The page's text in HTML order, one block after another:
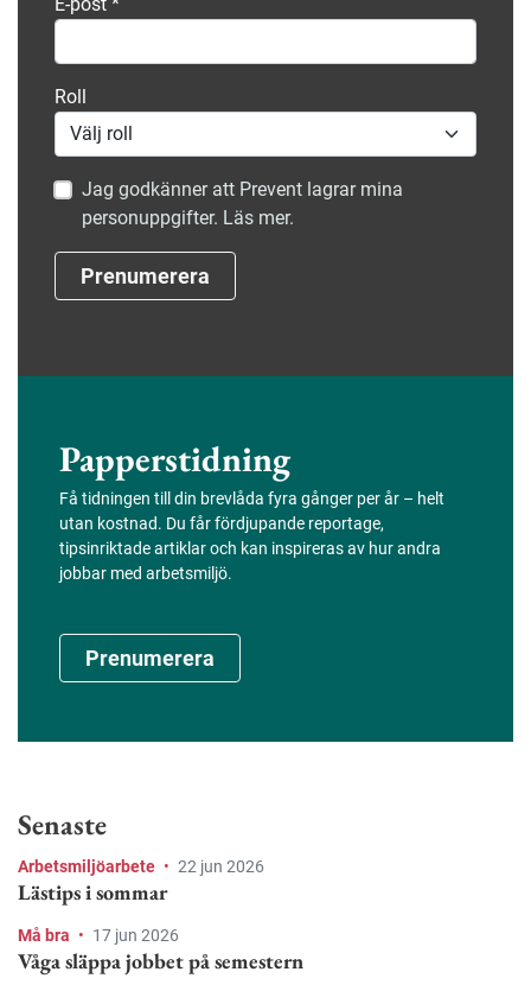
Roll
Jag godkänner att Prevent lagrar mina
personuppgifter. Läs mer.
Prenumerera
Papperstidning
Få tidningen till din brevlåda fyra gånger per år – helt
utan kostnad. Du får fördjupande reportage,
tipsinriktade artiklar och kan inspireras av hur andra
jobbar med arbetsmiljö.
Prenumerera
Senaste
Arbetsmiljöarbete • 22 jun 2026
Lästips i sommar
Må bra • 17 jun 2026
Våga släppa jobbet på semestern